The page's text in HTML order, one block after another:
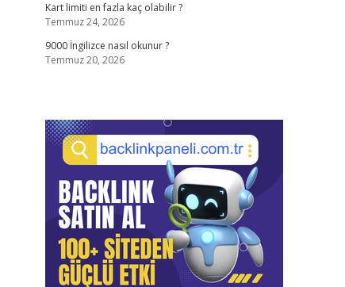
Kart limiti en fazla kaç olabilir ?
Temmuz 24, 2026
9000 İngilizce nasıl okunur ?
Temmuz 20, 2026